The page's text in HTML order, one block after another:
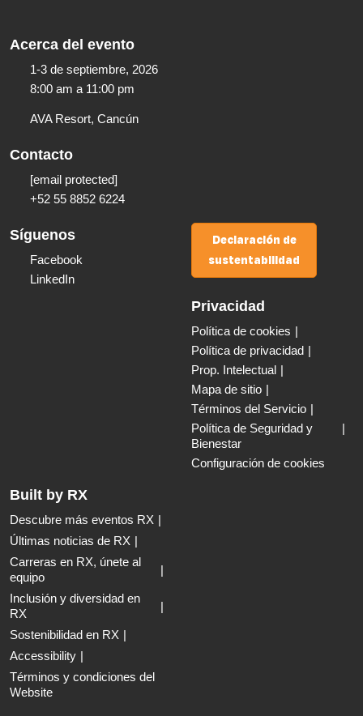
Acerca del evento
1-3 de septiembre, 2026
8:00 am a 11:00 pm​
AVA Resort, Cancún
Contacto
[email protected]
+52 55 8852 6224
Síguenos
Facebook
LinkedIn
Declaración de
sustentabilidad
Privacidad
Política de cookies
Política de privacidad
Prop. Intelectual
Mapa de sitio
Términos del Servicio
Política de Seguridad y
Bienestar
Configuración de cookies
Built by RX
Descubre más eventos RX
Últimas noticias de RX
Carreras en RX, únete al
equipo
Inclusión y diversidad en
RX
Sostenibilidad en RX
Accessibility
Términos y condiciones del
Website